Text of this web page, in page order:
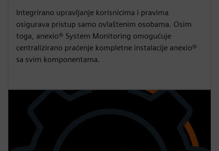
Integrirano upravljanje korisnicima i pravima
osigurava pristup samo ovlaštenim osobama. Osim
toga, anexio® System Monitoring omogućuje
centralizirano praćenje kompletne instalacije anexio®
sa svim komponentama.